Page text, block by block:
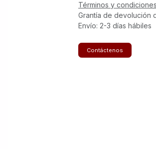
Términos y condiciones
Grantía de devolución
Envío: 2-3 días hábiles
Contáctenos